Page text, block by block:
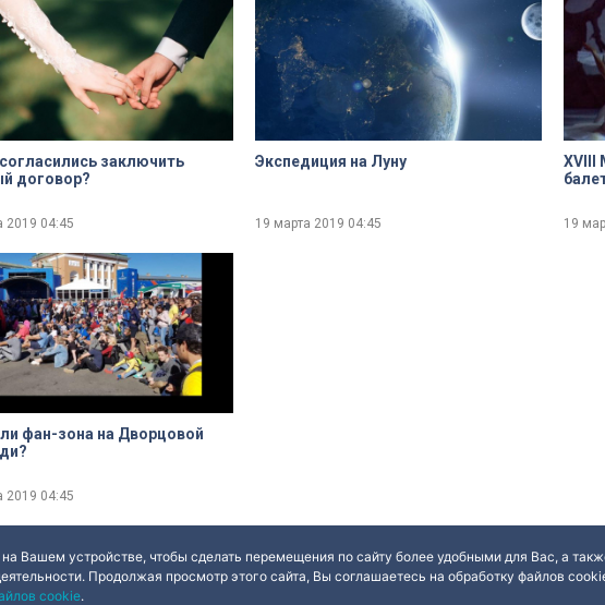
заключить
договор?
2019 04:45
Экспедиция на Луну
19 марта 2019 04:45
XVIII
19
фан-зона на Дворцовой
2019 04:45
Вашем устройстве, чтобы сделать перемещения по сайту более удобными для Вас, а
Продолжая просмотр этого сайта, Вы соглашаетесь на обработку файлов
cookie.